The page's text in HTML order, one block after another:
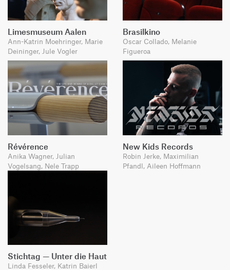
Limesmuseum Aalen
Ann-Katrin Moehringer, Marie
Deininger, Jule Vogler
Brasilkino
Oscar Collado, Melanie
Figueroa
Révérence
Anika Wagner, Julian
Vogelsang, Nele Trapp
New Kids Records
Robin Jerke, Maximilian
Pfandl, Aileen Hoffmann
Stichtag — Unter die Haut
Linda Fesseler, Katrin Baierl